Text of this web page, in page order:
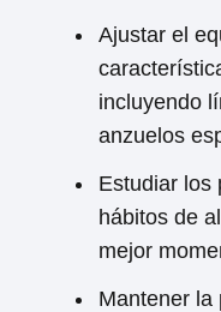
Ajustar el
incluyendo
anzuelos
Estudiar los
hábitos de
mejor
Mantener la